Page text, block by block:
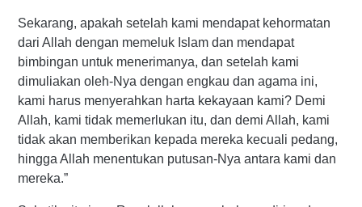
Sekarang, apakah setelah kami mendapat kehormatan
dari Allah dengan memeluk Islam dan mendapat
bimbingan untuk menerimanya, dan setelah kami
dimuliakan oleh-Nya dengan engkau dan agama ini,
kami harus menyerahkan harta kekayaan kami? Demi
Allah, kami tidak memerlukan itu, dan demi Allah, kami
tidak akan memberikan kepada mereka kecuali pedang,
hingga Allah menentukan putusan-Nya antara kami dan
mereka.”